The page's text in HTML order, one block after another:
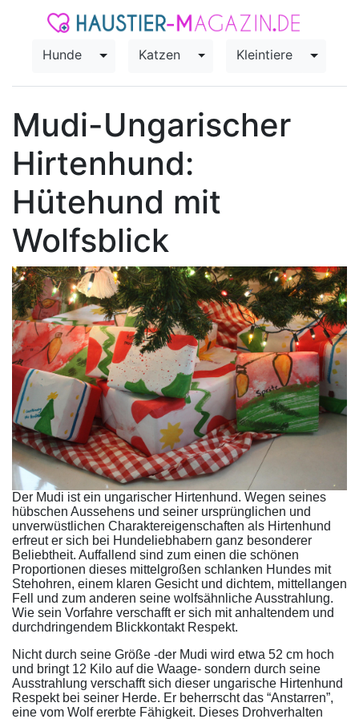
Hunde Toggle Dropdown
Katzen Toggle Dropdown
Kleintiere Toggle
Mudi-Ungarischer
Hirtenhund:
Hütehund mit
Wolfsblick
Der Mudi ist ein ungarischer Hirtenhund. Wegen seines
hübschen Aussehens und seiner ursprünglichen und
unverwüstlichen Charaktereigenschaften als Hirtenhund
erfreut er sich bei Hundeliebhabern ganz besonderer
Beliebtheit. Auffallend sind zum einen die schönen
Proportionen dieses mittelgroßen schlanken Hundes mit
Stehohren, einem klaren Gesicht und dichtem, mittellangen
Fell und zum anderen seine wolfsähnliche Ausstrahlung.
Wie sein Vorfahre verschafft er sich mit anhaltendem und
durchdringendem Blickkontakt Respekt.
Nicht durch seine Größe -der Mudi wird etwa 52 cm hoch
und bringt 12 Kilo auf die Waage- sondern durch seine
Ausstrahlung verschafft sich dieser ungarische Hirtenhund
Respekt bei seiner Herde. Er beherrscht das “Anstarren”,
eine vom Wolf ererbte Fähigkeit. Dieses Drohverhalten